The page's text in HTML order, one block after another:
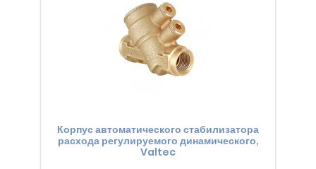
Корпус автоматического стабилизатора
расхода регулируемого динамического,
Valtec